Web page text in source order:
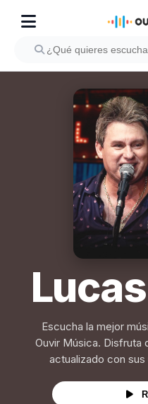
Escucha la mejor
Ouvir Música. Disfruta
actualizado con